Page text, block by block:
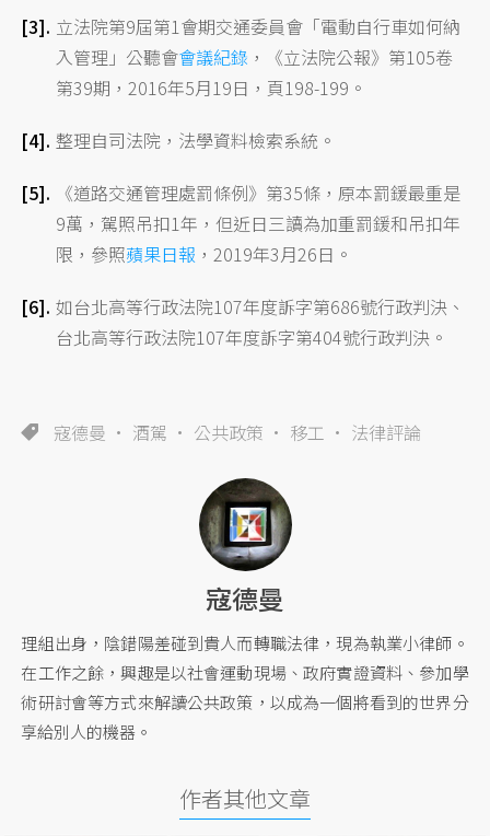
立法院第9屆第1會期交通委員會「電動自行車如何納
入管理」公聽會會議紀錄 ，《立法院公報》第105卷
第39期，2016年5月19日，頁198-199。
整理自司法院，法學資料檢索系統。
《道路交通管理處罰條例》第35條，原本罰鍰最重是
9萬，駕照吊扣1年，但近日三讀為加重罰鍰和吊扣年
限，參照蘋果日報 ，2019年3月26日。
如台北高等行政法院107年度訴字第686號行政判決、
台北高等行政法院107年度訴字第404號行政判決。
寇德曼 酒駕 公共政策 移工 法律評論
寇德曼
理組出身，陰錯陽差碰到貴人而轉職法律，現為執業小律師。
在工作之餘，興趣是以社會運動現場、政府實證資料、參加學
術研討會等方式來解讀公共政策，以成為一個將看到的世界分
享給別人的機器。
作者其他文章